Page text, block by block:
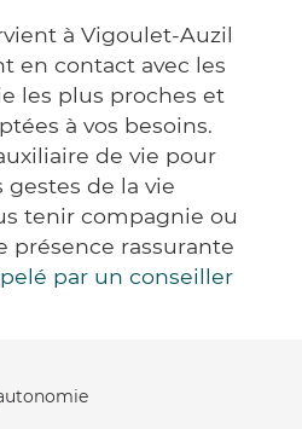
à Vigoulet-Auzil
en contact avec les
les plus proches et
à vos besoins.
de vie pour
gestes de la vie
tenir compagnie ou
présence rassurante
par un conseiller